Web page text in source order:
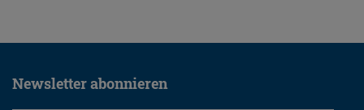
Newsletter abonnieren